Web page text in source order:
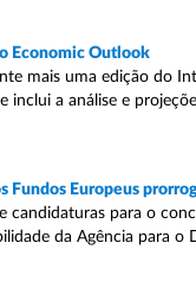
Economic Outlook
mais uma edição do
inclui a análise e
Fundos Europeus
candidaturas para o
da Agência para